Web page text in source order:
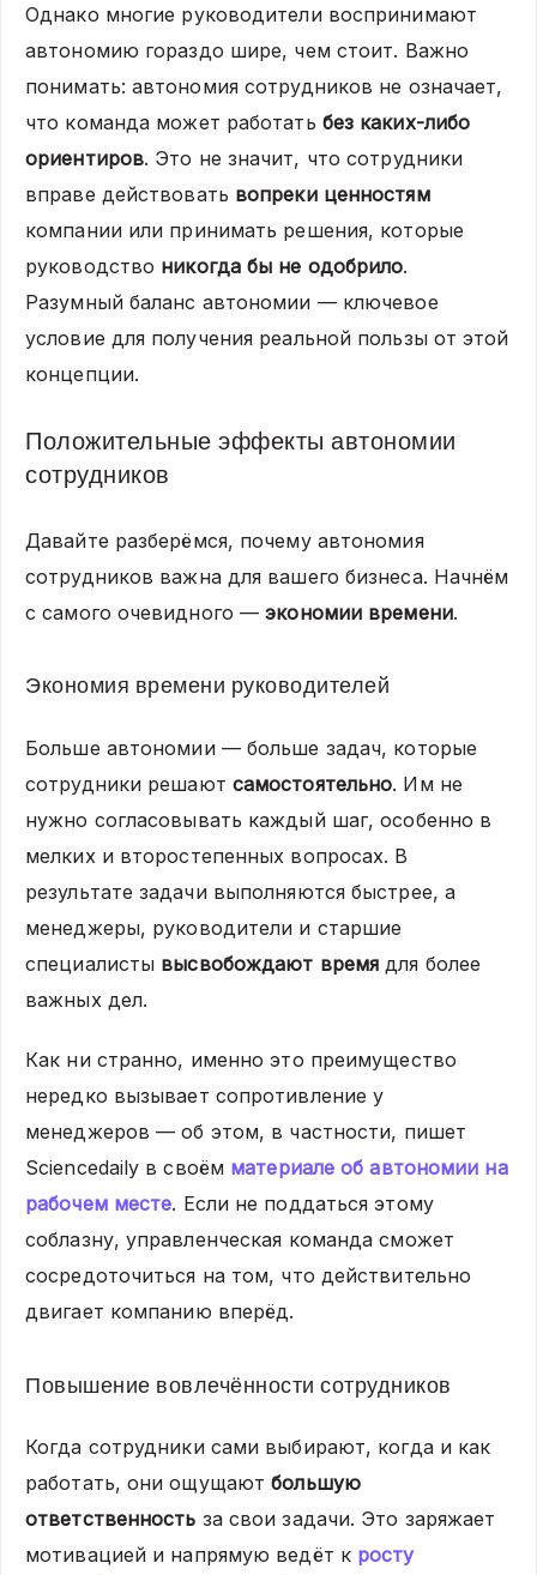
Однако многие руководители воспринимают
автономию гораздо шире, чем стоит. Важно
понимать: автономия сотрудников не означает,
что команда может работать без каких-либо
ориентиров. Это не значит, что сотрудники
вправе действовать вопреки ценностям
компании или принимать решения, которые
руководство никогда бы не одобрило.
Разумный баланс автономии — ключевое
условие для получения реальной пользы от этой
концепции.
Положительные эффекты автономии
сотрудников
Давайте разберёмся, почему автономия
сотрудников важна для вашего бизнеса. Начнём
с самого очевидного —экономии времени.
Экономия времени руководителей
Больше автономии — больше задач, которые
сотрудники решают самостоятельно. Им не
нужно согласовывать каждый шаг, особенно в
мелких и второстепенных вопросах. В
результате задачи выполняются быстрее, а
менеджеры, руководители и старшие
специалисты высвобождают время для более
важных дел.
Как ни странно, именно это преимущество
нередко вызывает сопротивление у
менеджеров — об этом, в частности, пишет
Sciencedaily в своём материале об автономии на
рабочем месте. Если не поддаться этому
соблазну, управленческая команда сможет
сосредоточиться на том, что действительно
двигает компанию вперёд.
Повышение вовлечённости сотрудников
Когда сотрудники сами выбирают, когда и как
работать, они ощущаютбольшую
ответственность за свои задачи. Это заряжает
мотивацией и напрямую ведёт к росту